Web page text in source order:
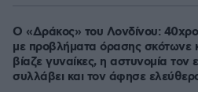
Ο «Δράκος» του Λονδίνου:
με προβλήματα όρασης σκότωνε
βίαζε γυναίκες, η αστυνομία τον
συλλάβει και τον άφησε